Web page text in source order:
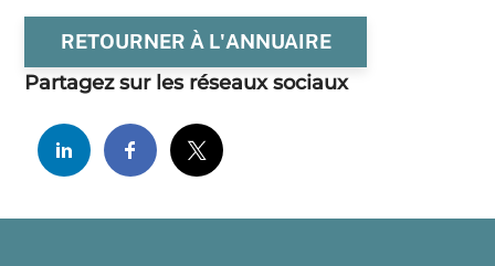
RETOURNER À L'ANNUAIRE
Partagez sur les réseaux sociaux